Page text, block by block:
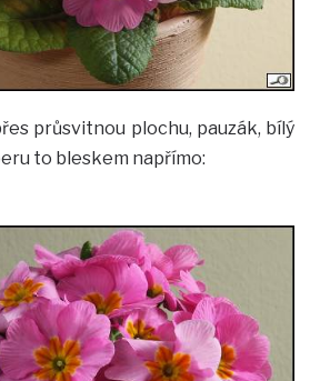
průsvitnou plochu, pauzák, bílý
to bleskem napřímo: